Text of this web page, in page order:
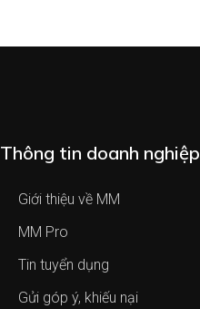
Thông tin doanh nghiệp
Giới thiệu về MM
MM Pro
Tin tuyển dụng
Gửi góp ý, khiếu nại